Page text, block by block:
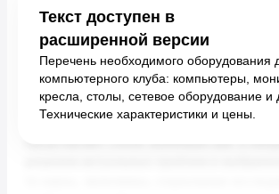
Текст доступен в
расширенной версии
Перечень необходимого оборудования
компьютерного клуба: компьютеры,
кресла, столы, сетевое оборудование и
Технические характеристики и цены.